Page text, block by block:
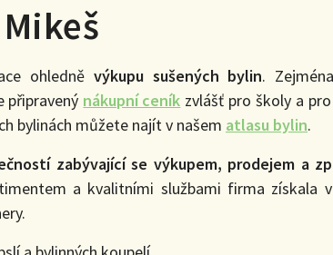
Mikeš
ohledně výkupu sušených bylin.
připravený nákupní ceník zvlášť pro školy a
bylinách můžete najít v našem atlasu bylin.
zabývající se výkupem, prodejem a
a kvalitními službami firma získala